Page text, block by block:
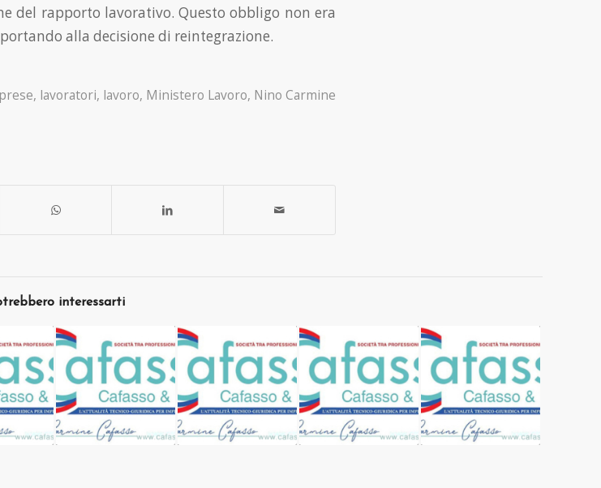
del rapporto lavorativo. Questo obbligo non era
alla decisione di reintegrazione.
, lavoratori, lavoro, Ministero Lavoro, Nino Carmine
interessarti